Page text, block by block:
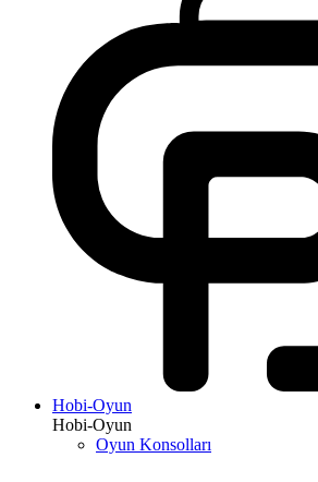
Hobi-Oyun
Hobi-Oyun
Oyun Konsolları